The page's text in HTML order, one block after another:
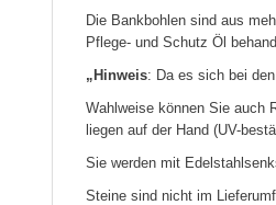
Die Bankbohlen sind aus
Pflege- und Schutz Öl
„Hinweis: Da es sich bei
Wahlweise können Sie auch
liegen auf der Hand (UV-
Sie werden mit
Steine sind nicht im